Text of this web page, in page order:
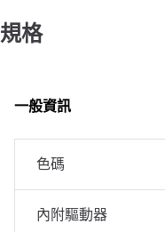
規格
一般資訊
色碼
內附驅動器